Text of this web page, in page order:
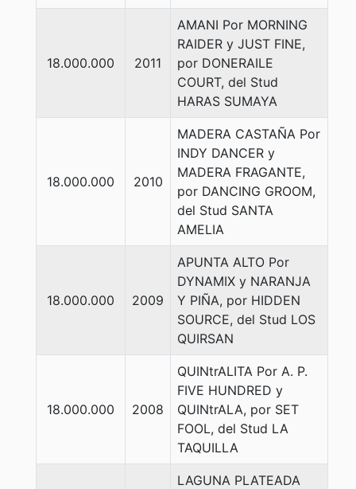
18.000.000 2011
AMANI Por MORNING
RAIDER y JUST FINE,
por DONERAILE
COURT, del Stud
HARAS SUMAYA
18.000.000 2010
MADERA CASTAÑA Por
INDY DANCER y
MADERA FRAGANTE,
por DANCING GROOM,
del Stud SANTA
AMELIA
18.000.000 2009
APUNTA ALTO Por
DYNAMIX y NARANJA
Y PIÑA, por HIDDEN
SOURCE, del Stud LOS
QUIRSAN
18.000.000 2008
QUINtrALITA Por A. P.
FIVE HUNDRED y
QUINtrALA, por SET
FOOL, del Stud LA
TAQUILLA
LAGUNA PLATEADA